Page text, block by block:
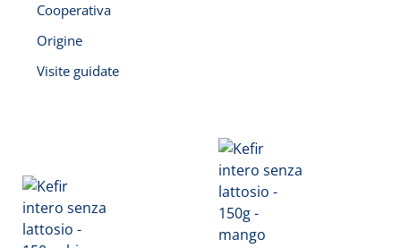
Cooperativa
Origine
Visite guidate